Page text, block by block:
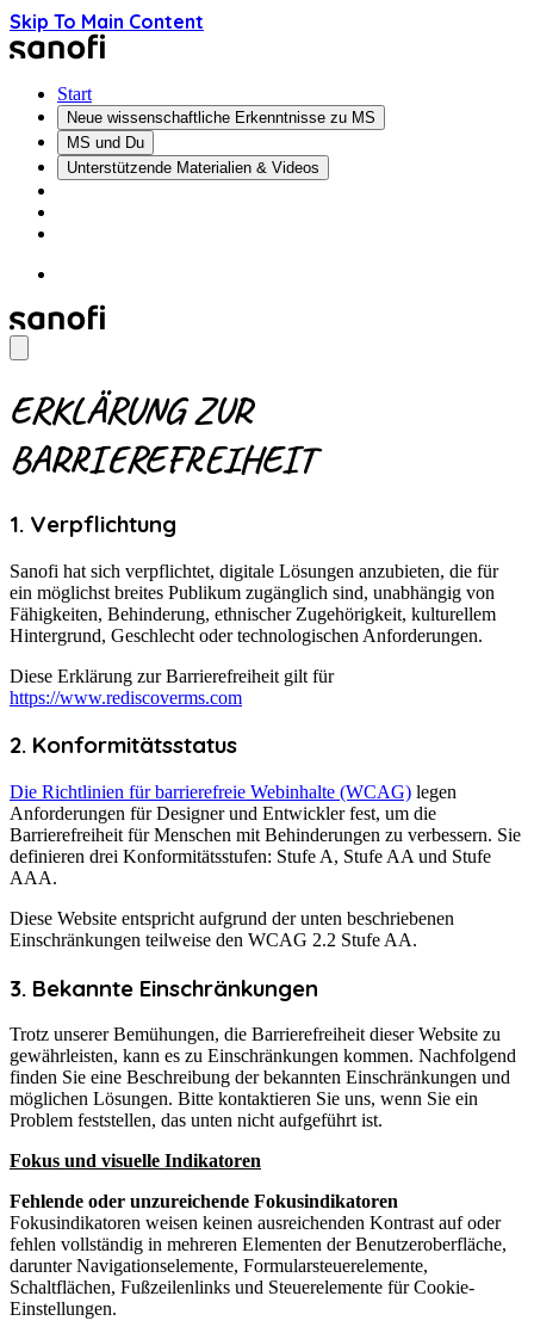
Skip To Main Content
Start
Neue wissenschaftliche Erkenntnisse zu MS
MS und Du
Unterstützende Materialien & Videos
ERKLÄRUNG ZUR
BARRIEREFREIHEIT
1. Verpflichtung
Sanofi hat sich verpflichtet, digitale Lösungen anzubieten, die für
ein möglichst breites Publikum zugänglich sind, unabhängig von
Fähigkeiten, Behinderung, ethnischer Zugehörigkeit, kulturellem
Hintergrund, Geschlecht oder technologischen Anforderungen.
Diese Erklärung zur Barrierefreiheit gilt für
https://www.rediscoverms.com
2. Konformitätsstatus
Die Richtlinien für barrierefreie Webinhalte (WCAG) legen
Anforderungen für Designer und Entwickler fest, um die
Barrierefreiheit für Menschen mit Behinderungen zu verbessern. Sie
definieren drei Konformitätsstufen: Stufe A, Stufe AA und Stufe
AAA.
Diese Website entspricht aufgrund der unten beschriebenen
Einschränkungen teilweise den WCAG 2.2 Stufe AA.
3. Bekannte Einschränkungen
Trotz unserer Bemühungen, die Barrierefreiheit dieser Website zu
gewährleisten, kann es zu Einschränkungen kommen. Nachfolgend
finden Sie eine Beschreibung der bekannten Einschränkungen und
möglichen Lösungen. Bitte kontaktieren Sie uns, wenn Sie ein
Problem feststellen, das unten nicht aufgeführt ist.
Fokus und visuelle Indikatoren
Fehlende oder unzureichende Fokusindikatoren
Fokusindikatoren weisen keinen ausreichenden Kontrast auf oder
fehlen vollständig in mehreren Elementen der Benutzeroberfläche,
darunter Navigationselemente, Formularsteuerelemente,
Schaltflächen, Fußzeilenlinks und Steuerelemente für Cookie-
Einstellungen.